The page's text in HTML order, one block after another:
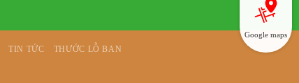
TIN TỨC THƯỚC LỖ BAN
Google maps